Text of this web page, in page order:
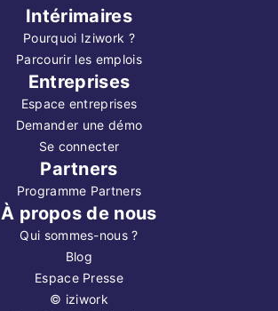
Intérimaires
Pourquoi Iziwork ?
Parcourir les emplois
Entreprises
Espace entreprises
Demander une démo
Se connecter
Partners
Programme Partners
À propos de nous
Qui sommes-nous ?
Blog
Espace Presse
© iziwork